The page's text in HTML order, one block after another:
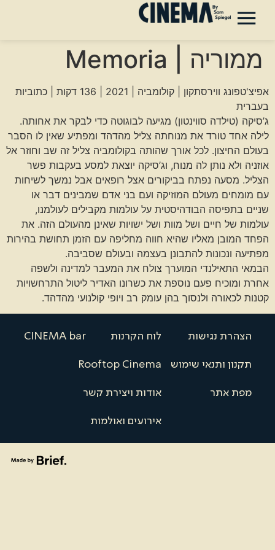
ממוריה | Memoria
אפיצ'טפונג ווירסתקון | קולומביה | 2021 | 136 דקות | כתוביות
בעברית
ג’סיקה (טילדה סווינטון) מגיעה לבוגוטה כדי לבקר את אחותה.
לילה אחד טורד את מנוחתה צליל מהדהד ומפתיע שאין לו הסבר
בעולם החיצון. לכל אורך שהותה בקולומביה צליל זה שב וחוזר אל
אוזניה ולא נותן לה מנוח, וג’סיקה יוצאת למסע בעקבות פשר
הצליל. מסעה נפתח בביקורים אצל רופאים אבל נמשך לשיחות
עם מומחים מעולם המוזיקה ועם בני אדם שמבינים דבר או
שניים בתפיסה הבודהיסטית על עולמות מקבילים לעולמנו,
עולמות של חיים ושל מוות ושל ישויות שאינן מהעולם הזה. את
הפחד המובן מאליו שהיא חווה מחליפה עם הזמן תחושת בהירות
מפתיעה ונכונות להתבונן בעצמה ובעולם שסביבה.
הבמאי התאילנדי המוערך צולח את המעבר למדינה ולשפה
אחרת ומוכיח פעם נוספת את כשרונו האדיר ליטול התרחשויות
קטנות לכאורה ולנסוך בהן עומק רב ויופי קולנועי מהדהד.
הצהרת נגישות
תקנון ותנאי שימוש
מפת אתר
לוח הקרנות CINEMA bar
Rooftop Cinema
אודות ויצירת קשר
אירועים ואולמות